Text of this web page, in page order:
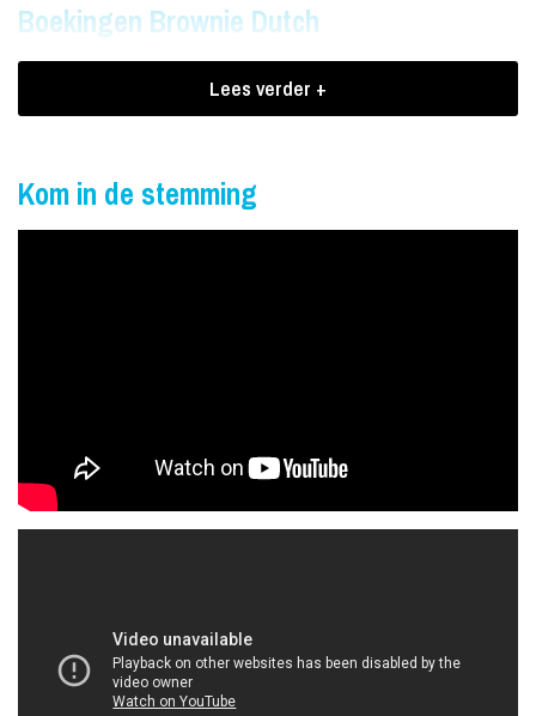
Boekingen Brownie Dutch
Brownie Dutch is producer / componist / zanger / rapper / DJ /
songwriter / audio-engineer / gitarist. Iemand die gezegend is met
en nu ook bij het grote publiek bekend als producer van o.a. Ali B
en het programma “Ali B op volle toeren”. Daarnaast heeft hij
Lees verder +
Kom in de stemming